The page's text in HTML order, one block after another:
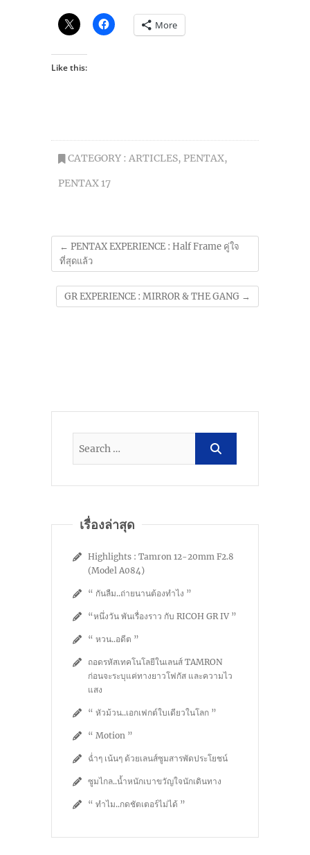
More
Like this:
CATEGORY : ARTICLES, PENTAX,
PENTAX 17
← PENTAX EXPERIENCE : Half Frame คู่ใจ
ที่สุดแล้ว
GR EXPERIENCE : MIRROR & THE GANG →
เรื่องล่าสุด
Highlights : Tamron 12-20mm F2.8
(Model A084)
“ กันลืม..ถ่ายนานต้องทำไง ”
“หนึ่งวัน พันเรื่องราว กับ RICOH GR IV ”
“ หวน..อดีต ”
ถอดรหัสเทคโนโลยีในเลนส์ TAMRON
ก่อนจะระบุแค่ทางยาวโฟกัส และความไว
แสง
“ หัวม้วน..เอกเฟกต์ใบเดียวในโลก ”
“ Motion ”
ฉ่ำๆ เน้นๆ ด้วยเลนส์ซูมสารพัดประโยชน์
ซูมไกล..น้ำหนักเบาขวัญใจนักเดินทาง
“ ทำไม..กดชัตเตอร์ไม่ได้ ”